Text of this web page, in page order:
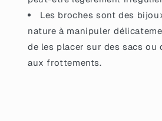
Les broches sont des
nature à manipuler
de les placer sur des sacs ou
aux frottements.